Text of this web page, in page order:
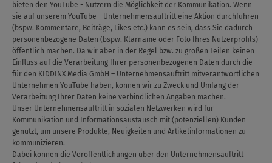
bieten den YouTube - Nutzern die Möglichkeit der Kommunikation. Wenn
sie auf unserem YouTube - Unternehmensauftritt eine Aktion durchführen
(bspw. Kommentare, Beiträge, Likes etc.) kann es sein, dass Sie dadurch
personenbezogene Daten (bspw. Klarname oder Foto Ihres Nutzerprofils)
öffentlich machen. Da wir aber in der Regel bzw. zu großen Teilen keinen
Einfluss auf die Verarbeitung Ihrer personenbezogenen Daten durch die
für den KIDDINX Media GmbH – Unternehmensauftritt mitverantwortlichen
Unternehmen YouTube haben, können wir zu Zweck und Umfang der
Verarbeitung Ihrer Daten keine verbindlichen Angaben machen.
Unser Unternehmensauftritt in sozialen Netzwerken wird für
Kommunikation und Informationsaustausch mit (potenziellen) Kunden
genutzt, um unsere Produkte, Neuigkeiten und Artikelinformationen zu
kommunizieren.
Dabei können die Veröffentlichungen über den Unternehmensauftritt